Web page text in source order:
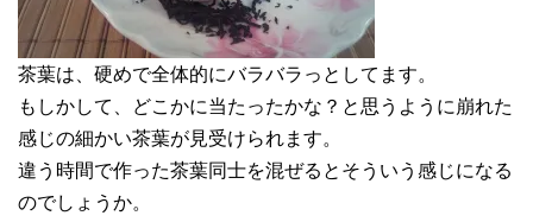
茶葉は、硬めで全体的にバラバラっとしてます。
もしかして、どこかに当たったかな？と思うように崩れた
感じの細かい茶葉が見受けられます。
違う時間で作った茶葉同士を混ぜるとそういう感じになる
のでしょうか。